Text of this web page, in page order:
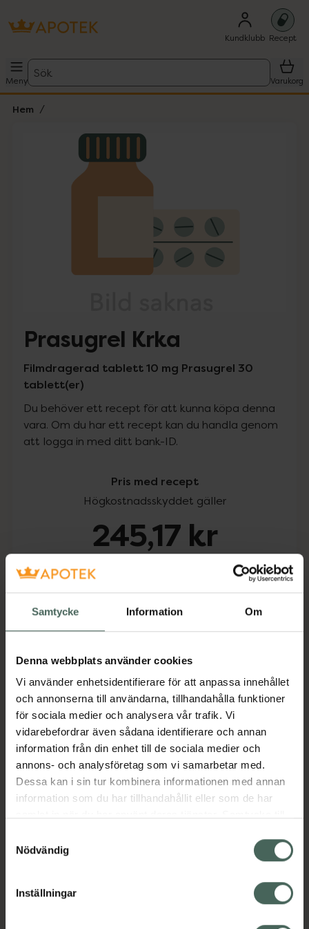
Samtycke Information Om
Denna webbplats använder cookies
Vi använder enhetsidentifierare för att anpassa innehållet
och annonserna till användarna, tillhandahålla funktioner
för sociala medier och analysera vår trafik. Vi
vidarebefordrar även sådana identifierare och annan
information från din enhet till de sociala medier och
annons- och analysföretag som vi samarbetar med.
Dessa kan i sin tur kombinera informationen med annan
information som du har tillhandahållit eller som de har
återkalla ditt samtycke via webbplatsens
cookieinställningar. Ett återkallat samtycke påverkar inte
lagligheten av behandling som skett innan återkallelsen.
Nödvändig
Inställningar
Kundklubb Recept
Meny
Sök
Varukorg
Hem
Lista: . Innehåller 1 objekt.
Prasugrel Krka
Filmdragerad tablett 10 mg Prasugrel 30
tablett(er)
Du behöver ett recept för att kunna köpa denna
vara. Om du har ett recept kan du handla genom
att logga in med ditt bank-ID.
Pris med recept
Högkostnadsskyddet gäller
245,17 kr
Köp via ditt recept
Beskrivning Dölj
Läs alltid bipacksedeln innan
användning.
EAN:03838989701826
Visa